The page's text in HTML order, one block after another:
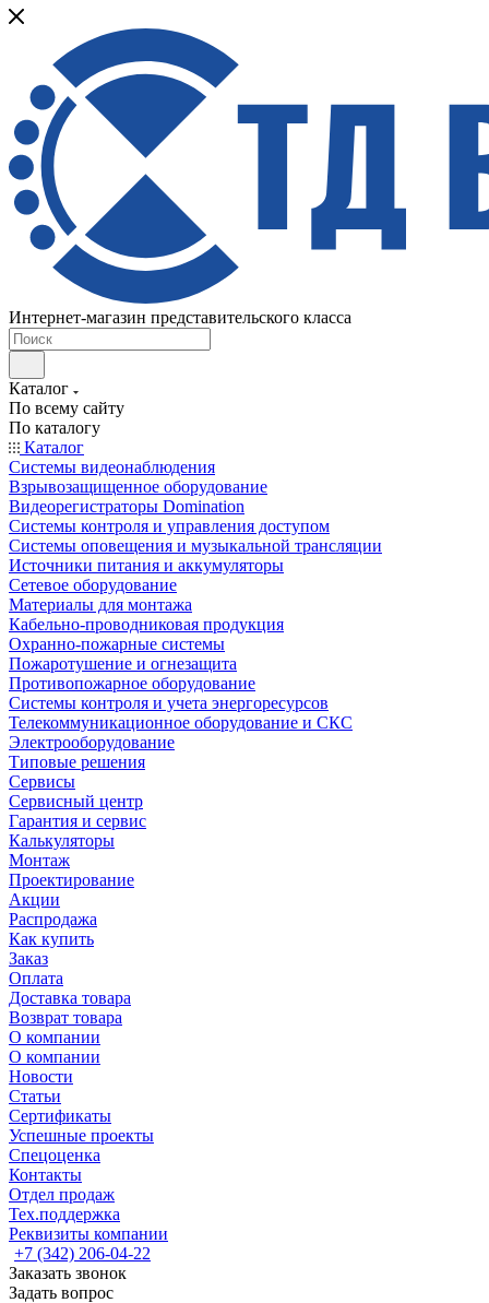
Интернет-магазин представительского класса
Каталог
По всему сайту
По каталогу
Каталог
Системы видеонаблюдения
Взрывозащищенное оборудование
Видеорегистраторы Domination
Системы контроля и управления доступом
Системы оповещения и музыкальной трансляции
Источники питания и аккумуляторы
Сетевое оборудование
Материалы для монтажа
Кабельно-проводниковая продукция
Охранно-пожарные системы
Пожаротушение и огнезащита
Противопожарное оборудование
Системы контроля и учета энергоресурсов
Телекоммуникационное оборудование и СКС
Электрооборудование
Типовые решения
Сервисы
Сервисный центр
Гарантия и сервис
Калькуляторы
Монтаж
Проектирование
Акции
Распродажа
Как купить
Заказ
Оплата
Доставка товара
Возврат товара
О компании
О компании
Новости
Статьи
Сертификаты
Успешные проекты
Спецоценка
Контакты
Отдел продаж
Тех.поддержка
Реквизиты компании
+7 (342) 206-04-22
Заказать звонок
Задать вопрос